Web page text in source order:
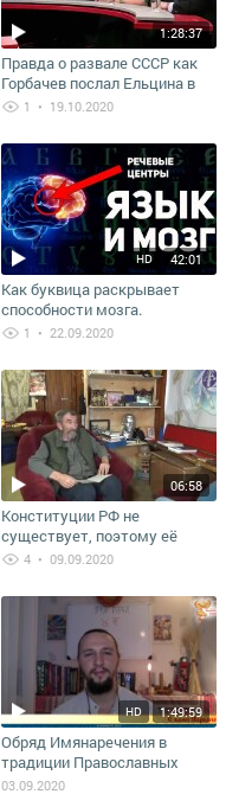
1:28:37
Правда о развале СССР как
Горбачев послал Ельцина в
Беловежскую Пущу (полная
1 • 19.10.2020
42:01
HD
Как буквица раскрывает
способности мозга.
Славянская матрица
1 • 22.09.2020
06:58
Конституции РФ не
существует, поэтому её
никто не соблюдает 20-11-
4 • 09.09.2020
1:49:59
HD
Обряд Имянаречения в
традиции Православных
Староверов Инглян.
03.09.2020